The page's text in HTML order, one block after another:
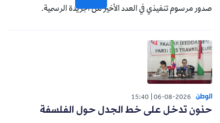
صدور مرسوم تنفيذي في العدد الأخير من الجريدة الرسمية.
الوطن 06-08-2026
15:40
حنون تدخل على خط الجدل حول الفلسفة